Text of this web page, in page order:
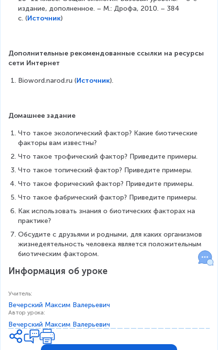
издание, дополненное. – М.: Дрофа, 2010. – 384
с. (Источник)
Дополнительные рекомендованные ссылки на ресурсы
сети Интернет
Bioword.narod.ru (Источник).
Домашнее задание
Что такое экологический фактор? Какие биотические
факторы вам известны?
Что такое трофический фактор? Приведите примеры.
Что такое топический фактор? Приведите примеры.
Что такое форический фактор? Приведите примеры.
Что такое фабрический фактор? Приведите примеры.
Как использовать знания о биотических факторах на
практике?
Обсудите с друзьями и родными, для каких организмов
жизнедеятельность человека является положительным
биотическим фактором.
Информация об уроке
Учитель:
Вечерский Максим Валерьевич
Автор урока:
Вечерский Максим Валерьевич